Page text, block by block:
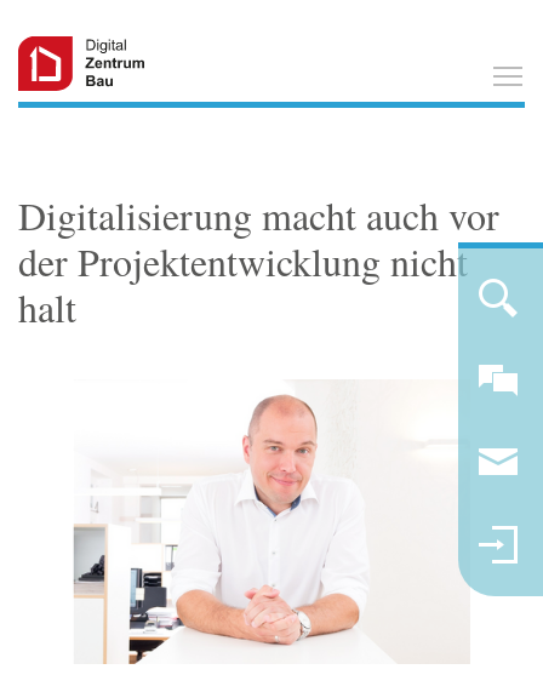
Digitalisierung macht auch vor
der Projektentwicklung nicht
halt